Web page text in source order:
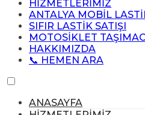
HİZMETLERİMİZ
ANTALYA MOBİL
SIFIR LASTİK SATIŞI
MOTOSİKLET
HAKKIMIZDA
📞 HEMEN ARA
ANASAYFA